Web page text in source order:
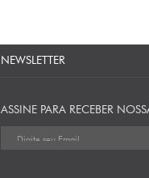
NEWSLETTER
ASSINE PARA RECEBER